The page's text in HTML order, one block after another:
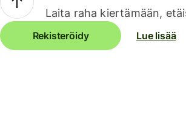
Laita raha kiertämään,
Rekisteröidy Lue lisää